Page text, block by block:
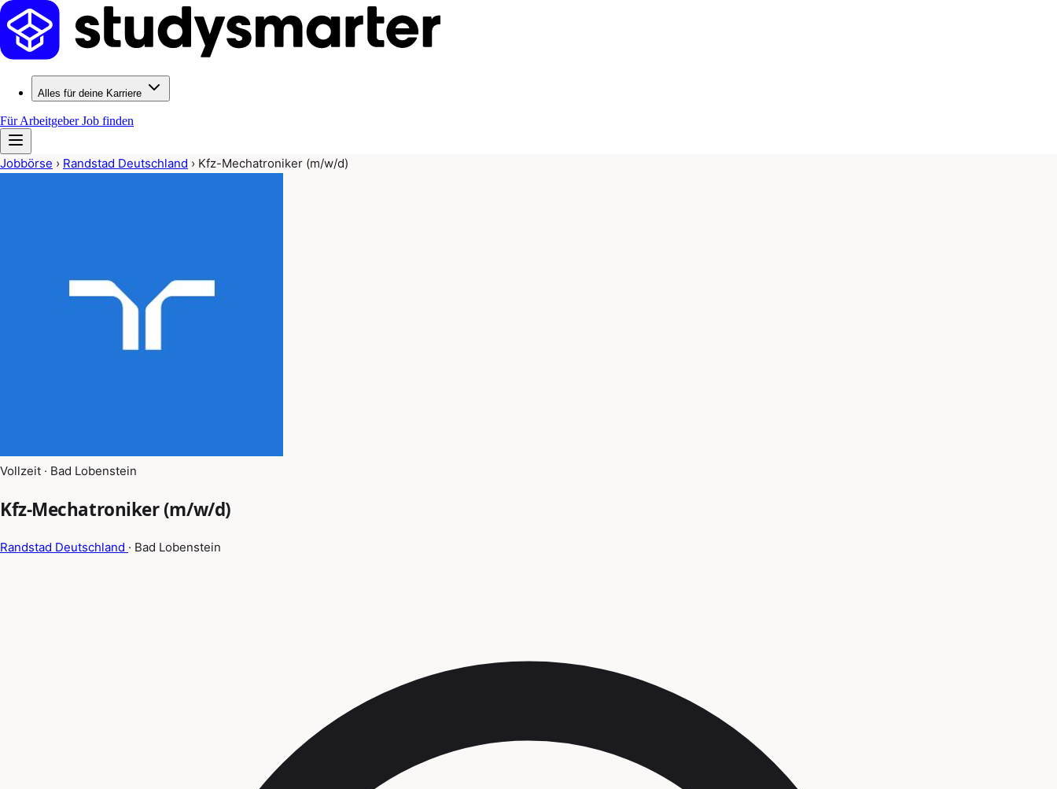
Alles für deine Karriere
Für ArbeitgeberJob finden
Jobbörse › Randstad Deutschland › Kfz-Mechatroniker (m/w/d)
Vollzeit · Bad Lobenstein
Kfz-Mechatroniker (m/w/d)
Randstad Deutschland · Bad Lobenstein